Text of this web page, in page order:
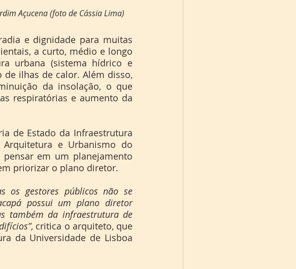
Açucena (foto de Cássia Lima)
a curto, médio e longo
urbana (sistema hídrico e
ilhas de calor. Além disso,
da insolação, o que
respiratórias e aumento da
Arquitetura e Urbanismo do
pensar em um planejamento
priorizar o plano diretor.
os gestores públicos não se
possui um plano diretor
também da infraestrutura de
, critica o arquiteto, que
da Universidade de Lisboa